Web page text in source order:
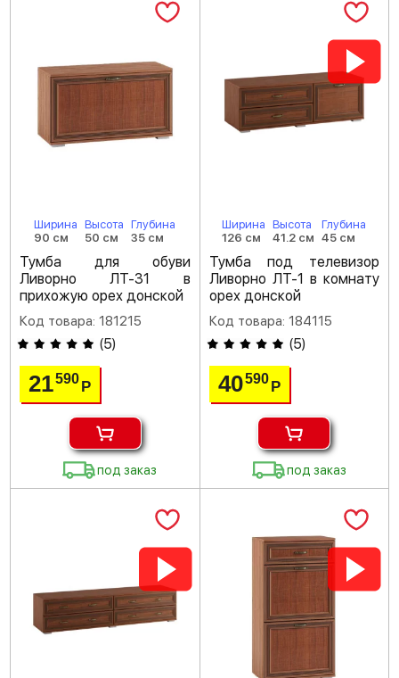
Ширина
90 см
Высота
50 см
Глубина
35 см
Тумба для обуви
Ливорно ЛТ-31 в
прихожую орех донской
Код товара: 181215
(5)
21590Р
под заказ
Ширина
126 см
Высота
41.2 см
Глубина
45 см
Тумба под телевизор
Ливорно ЛТ-1 в комнату
орех донской
Код товара: 184115
(5)
40590 Р
под заказ